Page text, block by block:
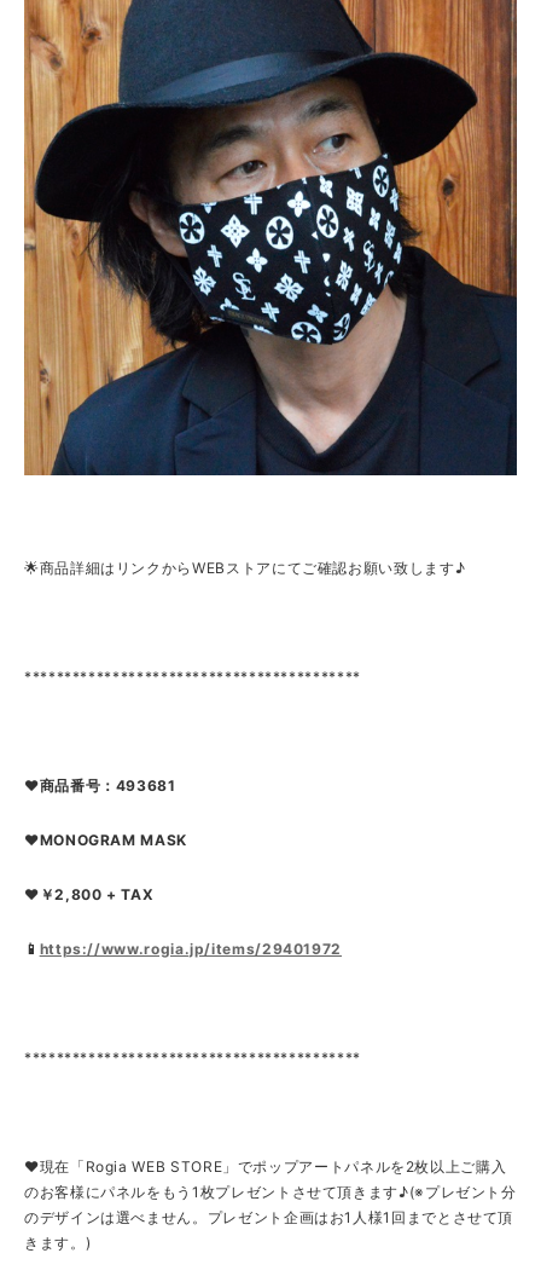
🌟商品詳細はリンクからWEBストアにてご確認お願い致します♪
******************************************
❤商品番号：493681
❤MONOGRAM MASK
❤￥2,800 + TAX
📱 https://www.rogia.jp/items/29401972
******************************************
❤現在「Rogia WEB STORE」でポップアートパネルを2枚以上ご購入
のお客様にパネルをもう1枚プレゼントさせて頂きます♪(※プレゼント分
のデザインは選べません。プレゼント企画はお1人様1回までとさせて頂
きます。)